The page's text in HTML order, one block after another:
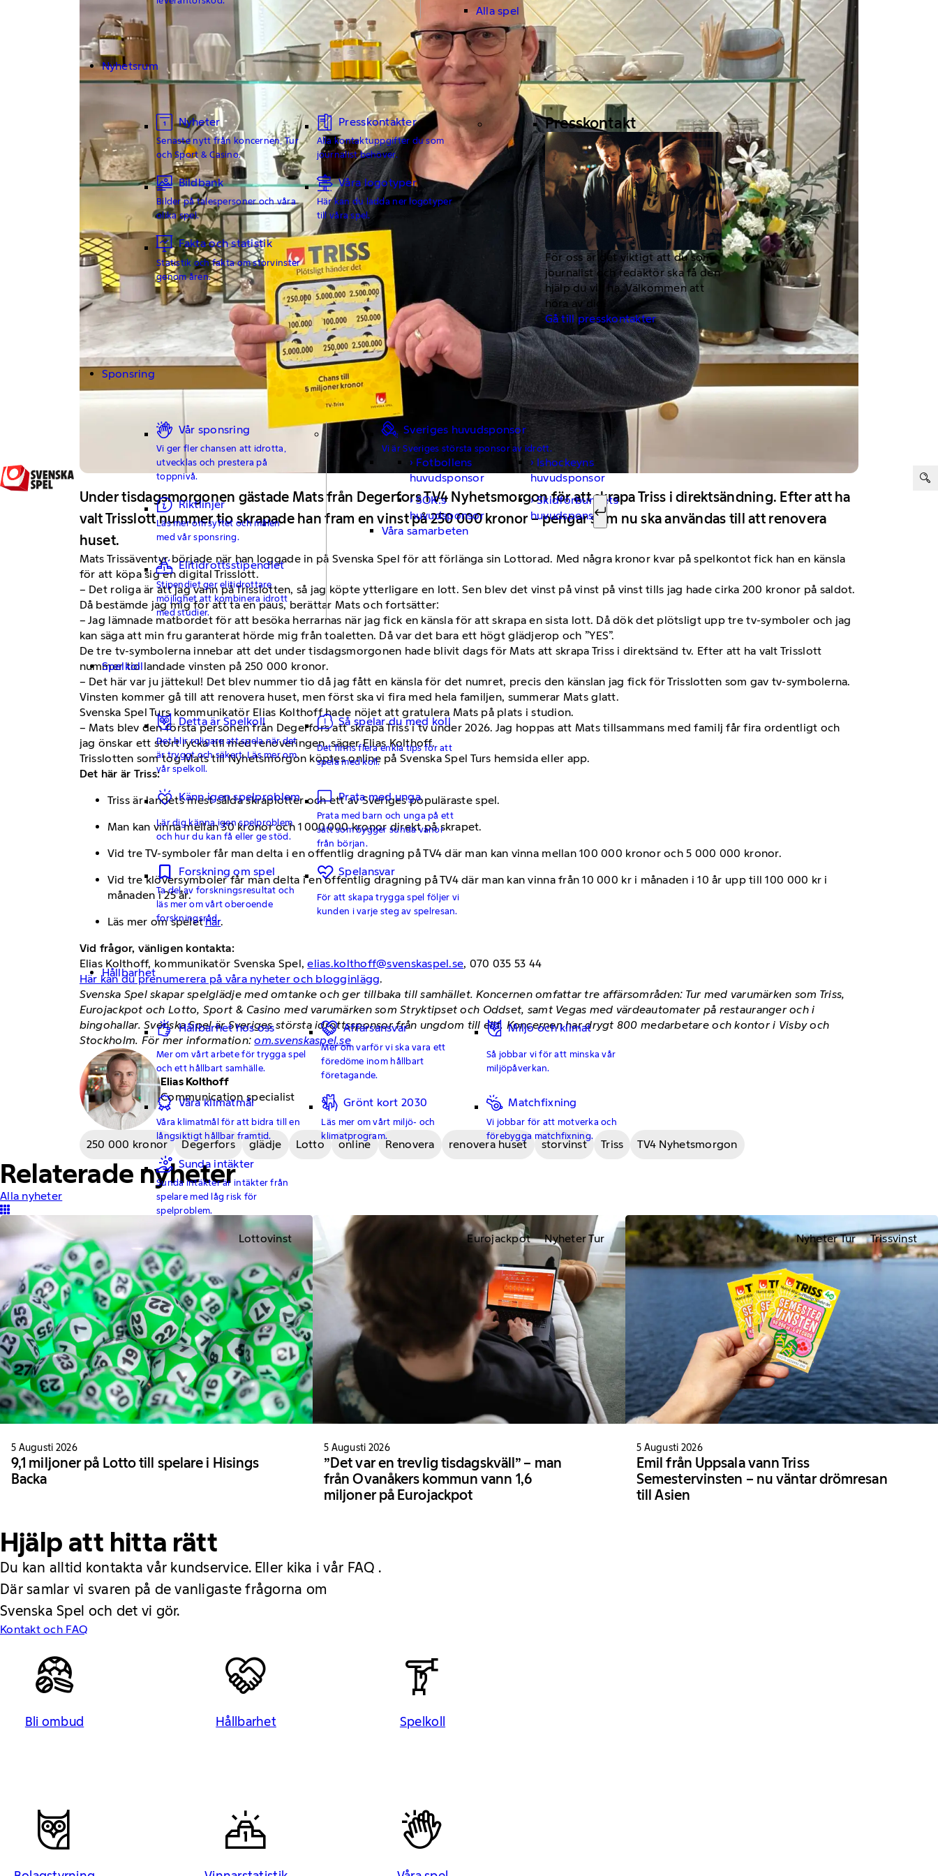
Alla spel
Nyhetsrum
Nyheter
Senaste nytt från koncernen, Tur
och Sport & Casino.
Presskontakter
Alla kontaktuppgifter du som
journalist behöver.
Bildbank
Bilder på talespersoner och våra
olika spel.
Våra logotyper
Här kan du ladda ner logotyper
till våra spel.
Fakta och statistik
Statistik och fakta om storvinster
genom åren.
Presskontakt
För oss är det viktigt att du som
journalist och redaktör ska få den
hjälp du vill ha. Välkommen att
höra av dig!
Gå till presskontakter
Sponsring
Vår sponsring
Vi ger fler chansen att idrotta,
utvecklas och prestera på
toppnivå.
Riktlinjer
Läs mer om syftet och målen
med vår sponsring.
Elitidrottsstipendiet
Stipendiet ger elitidrottare
möjlighet att kombinera idrott
med studier.
Sveriges huvudsponsor
Vi är Sveriges största sponsor av idrott.
Fotbollens
huvudsponsor
Ishockeyns
huvudsponsor
SOK:s
huvudsponsor
Skidförbundets
huvudsponsor
Våra samarbeten
Spelkoll
Detta är Spelkoll
Det blir roligare att spela när det
är tryggt och säkert. Läs mer om
vår spelkoll.
Så spelar du med koll
Det finns flera enkla tips för att
spela med koll.
Känn igen spelproblem
Lär dig känna igen spelproblem
och hur du kan få eller ge stöd.
Prata med unga
Prata med barn och unga på ett
sätt som bygger sunda vanor
från början.
Forskning om spel
Ta del av forskningsresultat och
läs mer om vårt oberoende
forskningsråd.
Spelansvar
För att skapa trygga spel följer vi
kunden i varje steg av spelresan.
Hållbarhet
Hållbarhet hos oss
Mer om vårt arbete för trygga spel
och ett hållbart samhälle.
Affärsansvar
Mer om varför vi ska vara ett
föredöme inom hållbart
företagande.
Miljö och klimat
Så jobbar vi för att minska vår
miljöpåverkan.
Våra klimatmål
Våra klimatmål för att bidra till en
långsiktigt hållbar framtid.
Grönt kort 2030
Läs mer om vårt miljö- och
klimatprogram.
Matchfixning
Vi jobbar för att motverka och
förebygga matchfixning.
Sunda intäkter
Sunda intäkter är intäkter från
spelare med låg risk för
spelproblem.
Sök efter:
Sök
Under tisdagsmorgonen gästade Mats från Degerfors TV4 Nyhetsmorgon för att skrapa Triss i direktsändning. Efter att ha
valt Trisslott nummer tio skrapade han fram en vinst på 250 000 kronor – pengar som nu ska användas till att renovera
huset.
Mats Trissäventyr började när han loggade in på Svenska Spel för att förlänga sin Lottorad. Med några kronor kvar på spelkontot fick han en känsla
för att köpa sig en digital Trisslott.
– Det roliga är att jag vann på Trisslotten, så jag köpte ytterligare en lott. Sen blev det vinst på vinst på vinst tills jag hade cirka 200 kronor på saldot.
Då bestämde jag mig för att ta en paus, berättar Mats och fortsätter:
– Jag lämnade matbordet för att besöka herrarnas när jag fick en känsla för att skrapa en sista lott. Då dök det plötsligt upp tre tv-symboler och jag
kan säga att min fru garanterat hörde mig från toaletten. Då var det bara ett högt glädjerop och ”YES”.
De tre tv-symbolerna innebar att det under tisdagsmorgonen hade blivit dags för Mats att skrapa Triss i direktsänd tv. Efter att ha valt Trisslott
nummer tio landade vinsten på 250 000 kronor.
– Det här var ju jättekul! Det blev nummer tio då jag fått en känsla för det numret, precis den känslan jag fick för Trisslotten som gav tv-symbolerna.
Vinsten kommer gå till att renovera huset, men först ska vi fira med hela familjen, summerar Mats glatt.
Svenska Spel Turs kommunikatör Elias Kolthoff hade nöjet att gratulera Mats på plats i studion.
– Mats blev den första personen från Degerfors att skrapa Triss i tv under 2026. Jag hoppas att Mats tillsammans med familj får fira ordentligt och
jag önskar ett stort lycka till med renoveringen, säger Elias Kolthoff.
Trisslotten som tog Mats till Nyhetsmorgon köptes online på Svenska Spel Turs hemsida eller app.
Det här är Triss:
Triss är landets mest sålda skraplotter och ett av Sveriges populäraste spel.
Man kan vinna mellan 30 kronor och 1 000 000 kronor direkt på skrapet.
Vid tre TV-symboler får man delta i en offentlig dragning på TV4 där man kan vinna mellan 100 000 kronor och 5 000 000 kronor.
Vid tre klöversymboler får man delta i en offentlig dragning på TV4 där man kan vinna från 10 000 kr i månaden i 10 år upp till 100 000 kr i
månaden i 25 år.
Läs mer om spelethär.
Vid frågor, vänligen kontakta:
Elias Kolthoff, kommunikatör Svenska Spel,elias.kolthoff@svenskaspel.se, 070 035 53 44
Här kan du prenumerera på våra nyheter och blogginlägg.
Svenska Spel skapar spelglädje med omtanke och ger tillbaka till samhället. Koncernen omfattar tre affärsområden: Tur med varumärken som Triss,
Eurojackpot och Lotto, Sport & Casino med varumärken som Stryktipset och Oddset, samt Vegas med värdeautomater på restauranger och i
bingohallar. Svenska Spel är Sveriges största idrottssponsor från ungdom till elit. Koncernen har drygt 800 medarbetare och kontor i Visby och
Stockholm. För mer information:om.svenskaspel.se
Communication specialist
Elias Kolthoff
250 000 kronor Degerfors glädje Lotto online Renovera renovera huset storvinst Triss TV4 Nyhetsmorgon
Relaterade nyheter
Alla nyheter
Lottovinst
5 Augusti 2026
9,1 miljoner på Lotto till spelare i Hisings
Backa
Eurojackpot Nyheter Tur
5 Augusti 2026
”Det var en trevlig tisdagskväll” – man
från Ovanåkers kommun vann 1,6
miljoner på Eurojackpot
Nyheter Tur Trissvinst
5 Augusti 2026
Emil från Uppsala vann Triss
Semestervinsten – nu väntar drömresan
till Asien
Hjälp att hitta rätt
Du kan alltid kontakta vår kundservice. Eller kika i vår FAQ .
Där samlar vi svaren på de vanligaste frågorna om
Svenska Spel och det vi gör.
Kontakt och FAQ
Bli ombud Hållbarhet Spelkoll